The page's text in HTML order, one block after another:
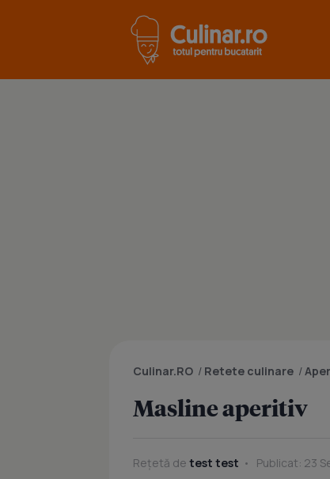
Culinar.RO / Retete culinare /
Masline aperitiv
Rețetă de test test Publicat: 23